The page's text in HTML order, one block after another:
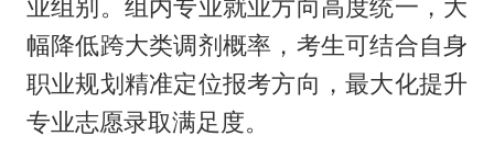
业组别。组内专业就业方向高度统一，大
幅降低跨大类调剂概率，考生可结合自身
职业规划精准定位报考方向，最大化提升
专业志愿录取满足度。